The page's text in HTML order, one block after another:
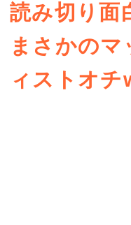
読み切り面
まさかのマ
ィストオ